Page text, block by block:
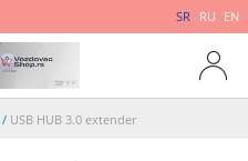
SR RU EN
/ USB HUB 3.0 extender